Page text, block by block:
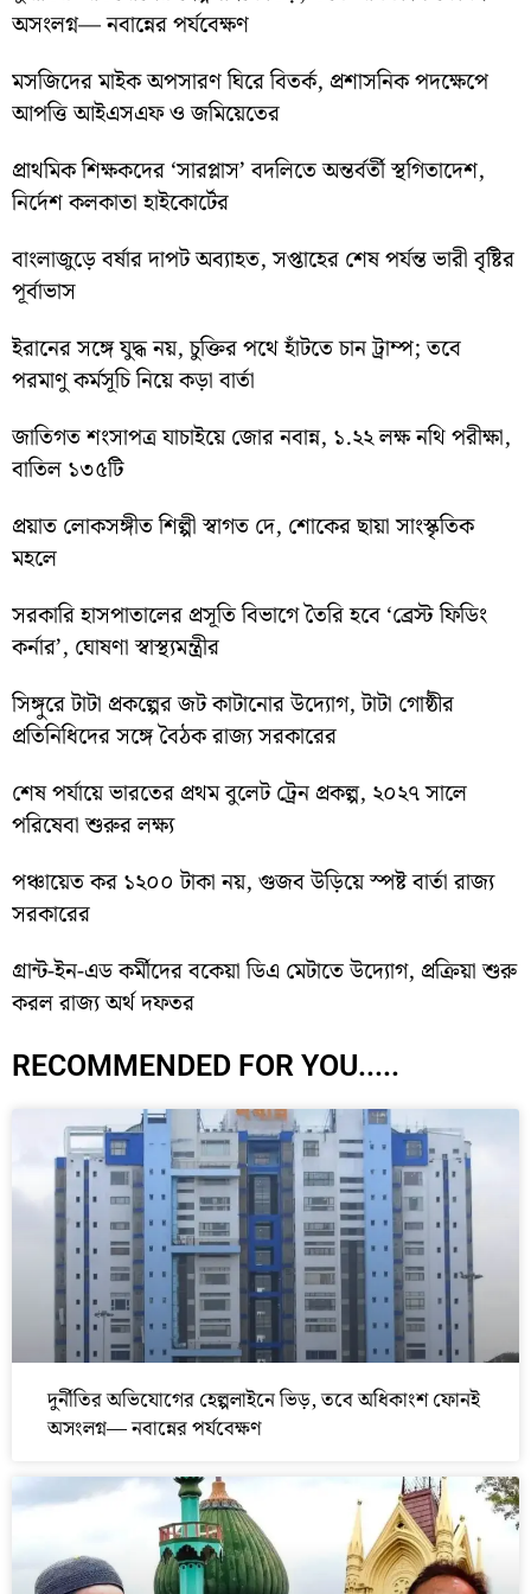
অসংলগ্ন— নবান্নের পর্যবেক্ষণ
মসজিদের মাইক অপসারণ ঘিরে বিতর্ক, প্রশাসনিক পদক্ষেপে
আপত্তি আইএসএফ ও জমিয়েতের
প্রাথমিক শিক্ষকদের ‘সারপ্লাস’ বদলিতে অন্তর্বর্তী স্থগিতাদেশ,
নির্দেশ কলকাতা হাইকোর্টের
বাংলাজুড়ে বর্ষার দাপট অব্যাহত, সপ্তাহের শেষ পর্যন্ত ভারী বৃষ্টির
পূর্বাভাস
ইরানের সঙ্গে যুদ্ধ নয়, চুক্তির পথে হাঁটতে চান ট্রাম্প; তবে
পরমাণু কর্মসূচি নিয়ে কড়া বার্তা
জাতিগত শংসাপত্র যাচাইয়ে জোর নবান্ন, ১.২২ লক্ষ নথি পরীক্ষা,
বাতিল ১৩৫টি
প্রয়াত লোকসঙ্গীত শিল্পী স্বাগত দে, শোকের ছায়া সাংস্কৃতিক
মহলে
সরকারি হাসপাতালের প্রসূতি বিভাগে তৈরি হবে ‘ব্রেস্ট ফিডিং
কর্নার’, ঘোষণা স্বাস্থ্যমন্ত্রীর
সিঙ্গুরে টাটা প্রকল্পের জট কাটানোর উদ্যোগ, টাটা গোষ্ঠীর
প্রতিনিধিদের সঙ্গে বৈঠক রাজ্য সরকারের
শেষ পর্যায়ে ভারতের প্রথম বুলেট ট্রেন প্রকল্প, ২০২৭ সালে
পরিষেবা শুরুর লক্ষ্য
পঞ্চায়েত কর ১২০০ টাকা নয়, গুজব উড়িয়ে স্পষ্ট বার্তা রাজ্য
সরকারের
গ্রান্ট-ইন-এড কর্মীদের বকেয়া ডিএ মেটাতে উদ্যোগ, প্রক্রিয়া শুরু
করল রাজ্য অর্থ দফতর
RECOMMENDED FOR YOU.....
দুর্নীতির অভিযোগের হেল্পলাইনে ভিড়, তবে অধিকাংশ ফোনই
অসংলগ্ন— নবান্নের পর্যবেক্ষণ